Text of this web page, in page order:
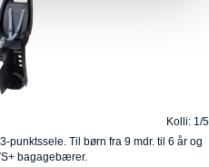
Kolli: 1/5
punktssele. Til børn fra 9 mdr. til 6 år og
bagagebærer.